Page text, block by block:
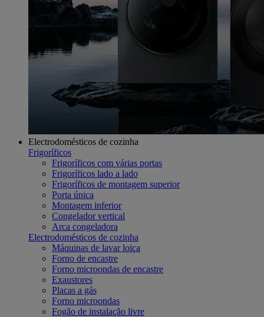
Electrodomésticos de cozinha
Frigoríficos
Frigoríficos com várias portas
Frigoríficos lado a lado
Frigoríficos de montagem superior
Porta única
Montagem inferior
Congelador vertical
Arca congeladora
Electrodomésticos de cozinha
Máquinas de lavar loiça
Forno de encastre
Forno microondas de encastre
Exaustores
Placas a gás
Forno microondas
Fogão de instalação livre